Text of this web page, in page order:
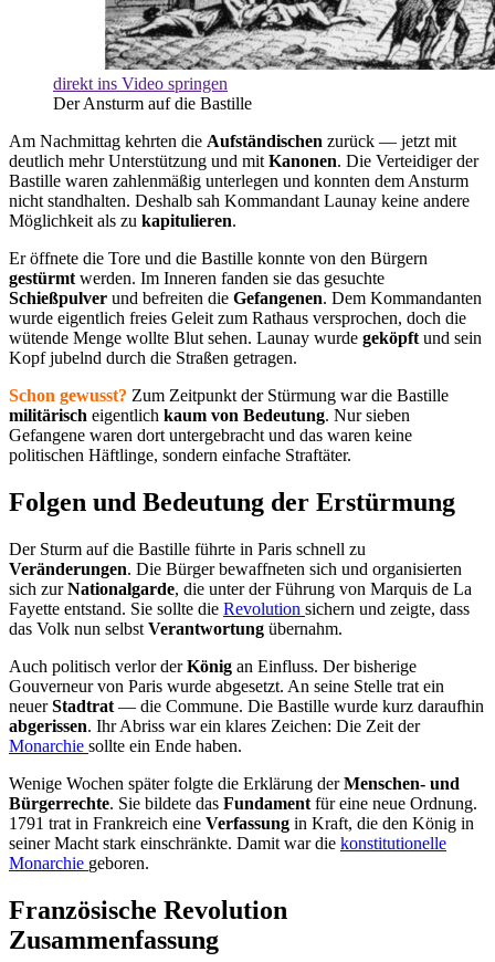
direkt ins Video springen
Der Ansturm auf die Bastille
Am Nachmittag kehrten die Aufständischen zurück — jetzt mit
deutlich mehr Unterstützung und mit Kanonen. Die Verteidiger der
Bastille waren zahlenmäßig unterlegen und konnten dem Ansturm
nicht standhalten. Deshalb sah Kommandant Launay keine andere
Möglichkeit als zu kapitulieren.
Er öffnete die Tore und die Bastille konnte von den Bürgern
gestürmt werden. Im Inneren fanden sie das gesuchte
Schießpulver und befreiten die Gefangenen. Dem Kommandanten
wurde eigentlich freies Geleit zum Rathaus versprochen, doch die
wütende Menge wollte Blut sehen. Launay wurde geköpft und sein
Kopf jubelnd durch die Straßen getragen.
Schon gewusst? Zum Zeitpunkt der Stürmung war die Bastille
militärisch eigentlich kaum von Bedeutung. Nur sieben
Gefangene waren dort untergebracht und das waren keine
politischen Häftlinge, sondern einfache Straftäter.
Folgen und Bedeutung der Erstürmung
Der Sturm auf die Bastille führte in Paris schnell zu
Veränderungen. Die Bürger bewaffneten sich und organisierten
sich zurNationalgarde, die unter der Führung von Marquis de La
Fayette entstand. Sie sollte die Revolution sichern und zeigte, dass
das Volk nun selbst Verantwortung übernahm.
Auch politisch verlor derKönig an Einfluss. Der bisherige
Gouverneur von Paris wurde abgesetzt. An seine Stelle trat ein
neuerStadtrat — die Commune. Die Bastille wurde kurz daraufhin
abgerissen. Ihr Abriss war ein klares Zeichen: Die Zeit der
Monarchie sollte ein Ende haben.
Wenige Wochen später folgte die Erklärung derMenschen- und
Bürgerrechte. Sie bildete das Fundament für eine neue Ordnung.
1791 trat in Frankreich eine Verfassung in Kraft, die den König in
seiner Macht stark einschränkte. Damit war die konstitutionelle
Monarchie geboren.
Französische Revolution
Zusammenfassung